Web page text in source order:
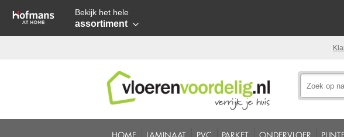
Bekijk het hele
assortiment